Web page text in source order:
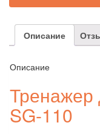
Описание
Описание
SG-110